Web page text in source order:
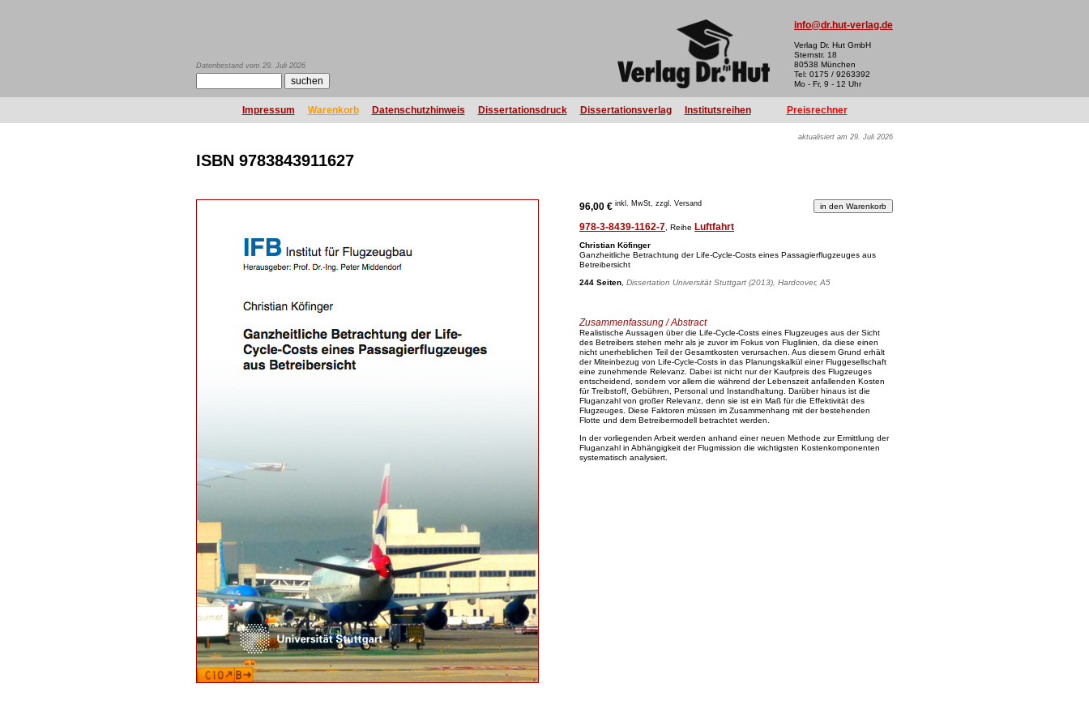
Datenbestand vom 29. Juli 2026
info@dr.hut-verlag.de
Verlag Dr. Hut GmbH
Sternstr. 18
80538 München
Tel: 0175 / 9263392
Mo - Fr, 9 - 12 Uhr
Impressum Warenkorb Datenschutzhinweis Dissertationsdruck Dissertationsverlag Institutsreihen Preisrechner
aktualisiert am 29. Juli 2026
ISBN 9783843911627
96,00 € inkl. MwSt, zzgl. Versand
978-3-8439-1162-7 , Reihe Luftfahrt
Christian Köfinger
Ganzheitliche Betrachtung der Life-Cycle-Costs eines Passagierflugzeuges aus
Betreibersicht
244 Seiten Dissertation Universität Stuttgart (2013), Hardcover, A5
Zusammenfassung / Abstract
Realistische Aussagen über die Life-Cycle-Costs eines Flugzeuges aus der Sicht
des Betreibers stehen mehr als je zuvor im Fokus von Fluglinien, da diese einen
nicht unerheblichen Teil der Gesamtkosten verursachen. Aus diesem Grund erhält
der Miteinbezug von Life-Cycle-Costs in das Planungskalkül einer Fluggesellschaft
eine zunehmende Relevanz. Dabei ist nicht nur der Kaufpreis des Flugzeuges
entscheidend, sondern vor allem die während der Lebenszeit anfallenden Kosten
für Treibstoff, Gebühren, Personal und Instandhaltung. Darüber hinaus ist die
Fluganzahl von großer Relevanz, denn sie ist ein Maß für die Effektivität des
Flugzeuges. Diese Faktoren müssen im Zusammenhang mit der bestehenden
Flotte und dem Betreibermodell betrachtet werden.
In der vorliegenden Arbeit werden anhand einer neuen Methode zur Ermittlung der
Fluganzahl in Abhängigkeit der Flugmission die wichtigsten Kostenkomponenten
systematisch analysiert.